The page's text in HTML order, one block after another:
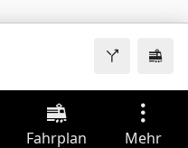
Fahrplan Mehr